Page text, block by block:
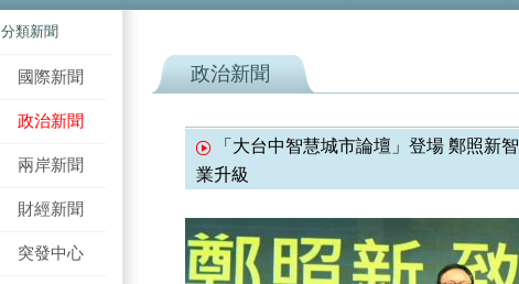
分類新聞
國際新聞
政治新聞
兩岸新聞
財經新聞
突發中心
政治新聞
「大台中智慧城市論壇」登場 鄭照新
業升級